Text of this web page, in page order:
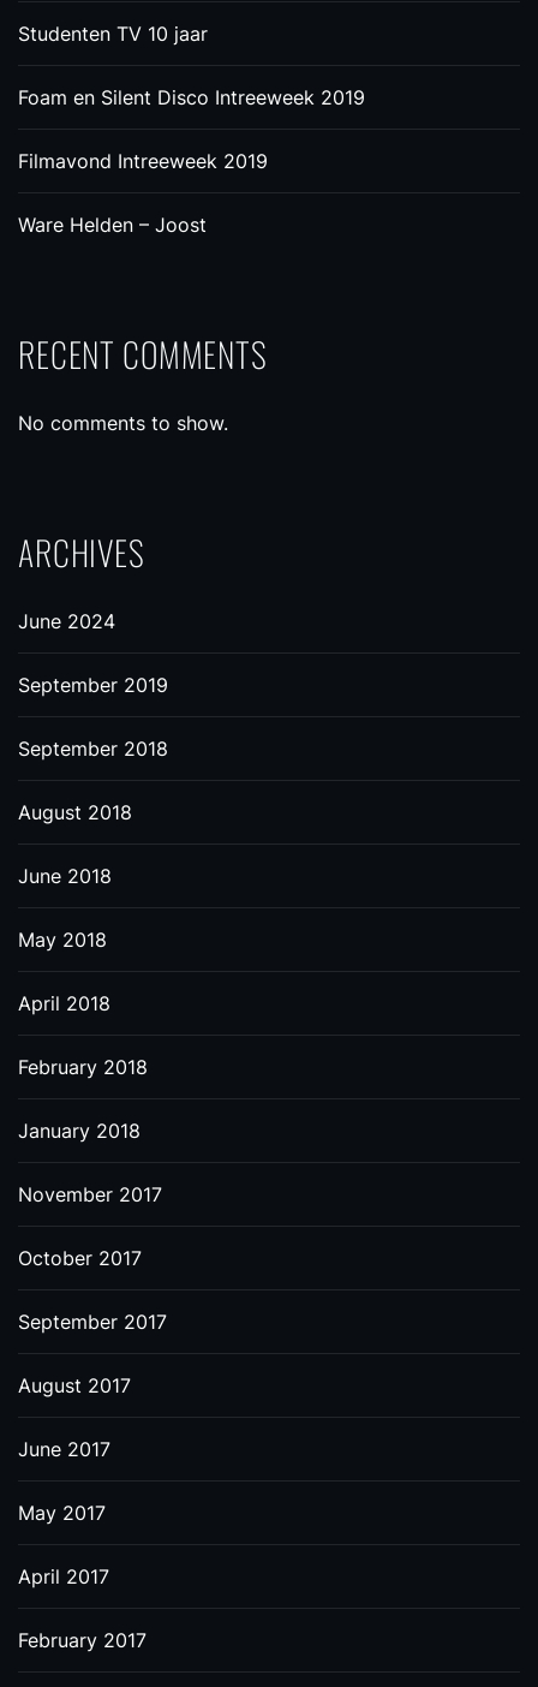
Studenten TV 10 jaar
Foam en Silent Disco Intreeweek 2019
Filmavond Intreeweek 2019
Ware Helden – Joost
RECENT COMMENTS
No comments to show.
ARCHIVES
June 2024
September 2019
September 2018
August 2018
June 2018
May 2018
April 2018
February 2018
January 2018
November 2017
October 2017
September 2017
August 2017
June 2017
May 2017
April 2017
February 2017